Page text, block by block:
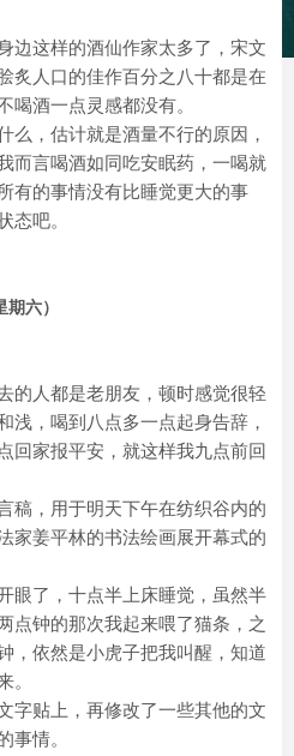
边这样的酒仙作家太多了，宋文
炙人口的佳作百分之八十都是在
喝酒一点灵感都没有。
么，估计就是酒量不行的原因，
而言喝酒如同吃安眠药，一喝就
有的事情没有比睡觉更大的事
态吧。
六）
的人都是老朋友，顿时感觉很轻
浅，喝到八点多一点起身告辞，
回家报平安，就这样我九点前回
稿，用于明天下午在纺织谷内的
家姜平林的书法绘画展开幕式的
眼了，十点半上床睡觉，虽然半
点钟的那次我起来喂了猫条，之
，依然是小虎子把我叫醒，知道
。
字贴上，再修改了一些其他的文
事情。